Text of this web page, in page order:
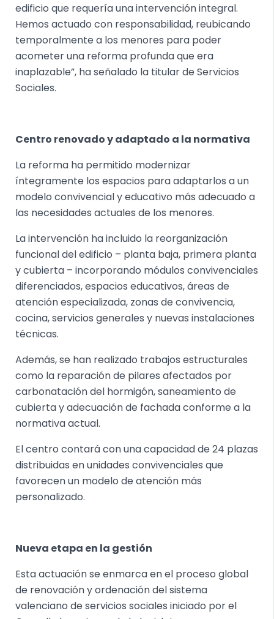
edificio que requería una intervención integral.
Hemos actuado con responsabilidad, reubicando
temporalmente a los menores para poder
acometer una reforma profunda que era
inaplazable”, ha señalado la titular de Servicios
Sociales.
Centro renovado y adaptado a la normativa
La reforma ha permitido modernizar
íntegramente los espacios para adaptarlos a un
modelo convivencial y educativo más adecuado a
las necesidades actuales de los menores.
La intervención ha incluido la reorganización
funcional del edificio – planta baja, primera planta
y cubierta – incorporando módulos convivenciales
diferenciados, espacios educativos, áreas de
atención especializada, zonas de convivencia,
cocina, servicios generales y nuevas instalaciones
técnicas.
Además, se han realizado trabajos estructurales
como la reparación de pilares afectados por
carbonatación del hormigón, saneamiento de
cubierta y adecuación de fachada conforme a la
normativa actual.
El centro contará con una capacidad de 24 plazas
distribuidas en unidades convivenciales que
favorecen un modelo de atención más
personalizado.
Nueva etapa en la gestión
Esta actuación se enmarca en el proceso global
de renovación y ordenación del sistema
valenciano de servicios sociales iniciado por el